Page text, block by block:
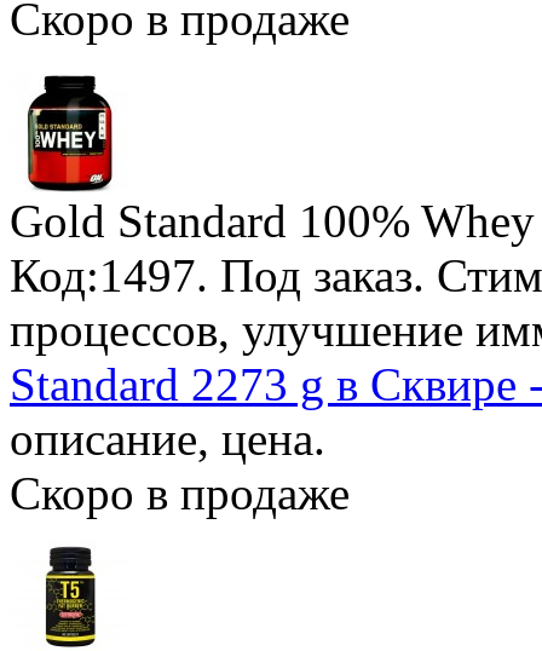
Скоро в продаже
Gold Standard 100%
Код:1497. Под заказ.
процессов, улучшение
Standard 2273 g в Сквире
описание, цена.
Скоро в продаже